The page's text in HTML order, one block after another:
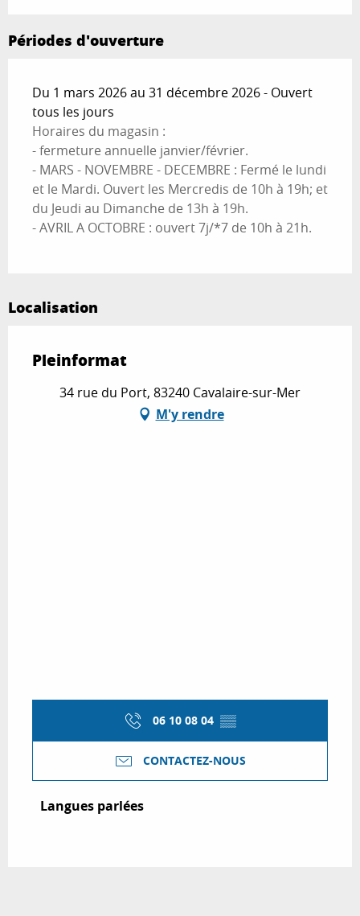
Périodes d'ouverture
Du 1 mars 2026 au 31 décembre 2026 - Ouvert
tous les jours
Horaires du magasin :
- fermeture annuelle janvier/février.
- MARS - NOVEMBRE - DECEMBRE : Fermé le lundi
et le Mardi. Ouvert les Mercredis de 10h à 19h; et
du Jeudi au Dimanche de 13h à 19h.
- AVRIL A OCTOBRE : ouvert 7j/*7 de 10h à 21h.
Localisation
Pleinformat
34 rue du Port, 83240 Cavalaire-sur-Mer
M'y rendre
06 10 08 04 ▒▒
CONTACTEZ-NOUS
Langues parlées
Langues parlées